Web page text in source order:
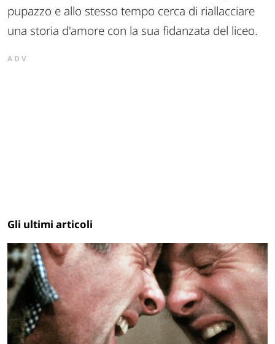
pupazzo e allo stesso tempo cerca di riallacciare
una storia d'amore con la sua fidanzata del liceo.
ADV
Gli ultimi articoli